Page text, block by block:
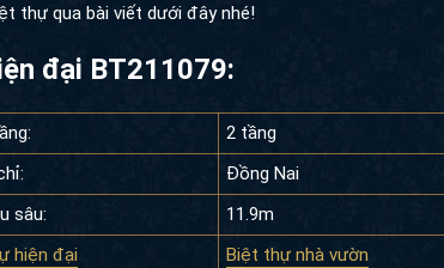
thự qua bài viết dưới đây nhé!
đại BT211079:
2 tầng
Đồng Nai
sâu:
11.9m
hiện đại Biệt thự nhà vườn